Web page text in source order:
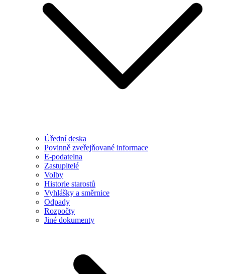
Úřední deska
Povinně zveřejňované informace
E-podatelna
Zastupitelé
Volby
Historie starostů
Vyhlášky a směrnice
Odpady
Rozpočty
Jiné dokumenty